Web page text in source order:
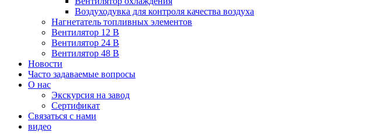
Воздуходувка для контроля качества воздуха
Нагнетатель топливных элементов
Вентилятор 12 В
Вентилятор 24 В
Вентилятор 48 В
Новости
Часто задаваемые вопросы
О нас
Экскурсия на завод
Сертификат
Связаться с нами
видео